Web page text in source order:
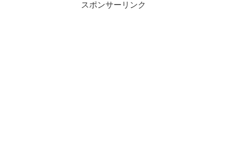
スポンサーリンク